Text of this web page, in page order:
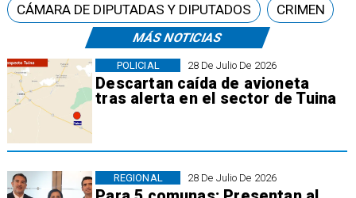
MÁS NOTICIAS
28 De Julio De 2026
Descartan caída de avioneta
tras alerta en el sector de Tuina
POLICIAL
28 De Julio De 2026
REGIONAL
CÁMARA DE DIPUTADAS Y DIPUTADOS
CRIMEN